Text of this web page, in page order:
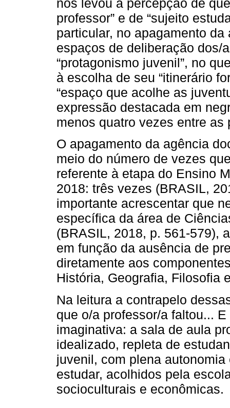
nos levou à percepção de
professor” e de “sujeito
particular, no apagamento
espaços de deliberação dos/
“protagonismo juvenil”, no
à escolha de seu “itinerário
“espaço que acolhe as
expressão destacada em
menos quatro vezes entre as
O apagamento da agência
meio do número de vezes
referente à etapa do Ensino
2018: três vezes (BRASIL,
importante acrescentar que
específica da área de
(BRASIL, 2018, p. 561-579),
em função da ausência de
diretamente aos
História, Geografia, Filosofia
Na leitura a contrapelo
que o/a professor/a faltou...
imaginativa: a sala de aula
idealizado, repleta de
juvenil, com plena
estudar, acolhidos pela
socioculturais e econômicas.